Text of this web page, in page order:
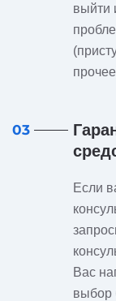
выйти
03
Если
Вас
выбор